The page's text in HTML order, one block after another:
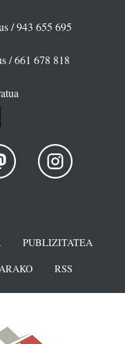
/ 943 655 695
/ 661 678 818
PUBLIZITATEA
RSS